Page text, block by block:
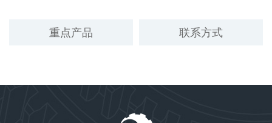
重点产品 联系方式